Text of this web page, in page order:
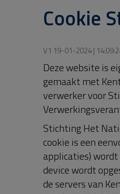
(“tweeten”) op
video's op de
De Hoge Veluwe
netwerken en
kunt uitschakelen.
Sessie Cookies
Met behulp van
bekijken welke
Nationale Park
aanpassen op
zodra u uw